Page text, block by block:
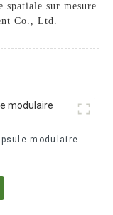
spatiale sur mesure
Co., Ltd.
modulaire